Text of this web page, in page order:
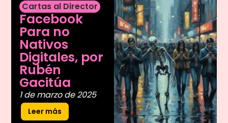
Cartas al Director
Facebook
Para no
Nativos
Digitales, por
Rubén
Gacitúa
1 de marzo de 2025
Leer más